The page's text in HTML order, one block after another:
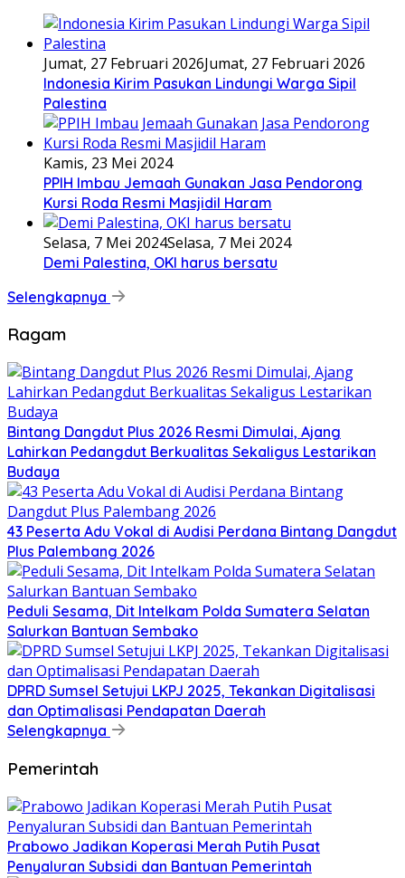
Jumat, 27 Februari 2026Jumat, 27 Februari 2026
Indonesia Kirim Pasukan Lindungi Warga Sipil
Palestina
Kamis, 23 Mei 2024
PPIH Imbau Jemaah Gunakan Jasa Pendorong
Kursi Roda Resmi Masjidil Haram
Selasa, 7 Mei 2024Selasa, 7 Mei 2024
Demi Palestina, OKI harus bersatu
Selengkapnya
Ragam
Bintang Dangdut Plus 2026 Resmi Dimulai, Ajang
Lahirkan Pedangdut Berkualitas Sekaligus Lestarikan
Budaya
43 Peserta Adu Vokal di Audisi Perdana Bintang Dangdut
Plus Palembang 2026
Peduli Sesama, Dit Intelkam Polda Sumatera Selatan
Salurkan Bantuan Sembako
DPRD Sumsel Setujui LKPJ 2025, Tekankan Digitalisasi
dan Optimalisasi Pendapatan Daerah
Selengkapnya
Pemerintah
Prabowo Jadikan Koperasi Merah Putih Pusat
Penyaluran Subsidi dan Bantuan Pemerintah